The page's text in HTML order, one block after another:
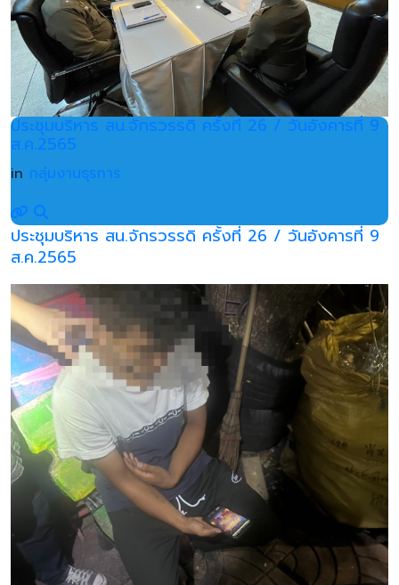
ประชุมบริหาร สน.จักรวรรดิ ครั้งที่ 26 / วันอังคารที่ 9
ส.ค.2565
in กลุ่มงานธุรการ
ประชุมบริหาร สน.จักรวรรดิ ครั้งที่ 26 / วันอังคารที่ 9
ส.ค.2565